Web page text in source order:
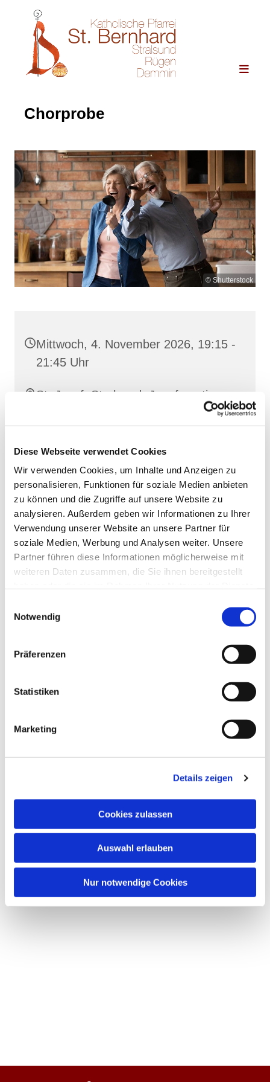
Diese Webseite verwendet Cookies
Wir verwenden Cookies, um Inhalte und Anzeigen zu
personalisieren, Funktionen für soziale Medien anbieten
zu können und die Zugriffe auf unsere Website zu
analysieren. Außerdem geben wir Informationen zu Ihrer
Verwendung unserer Website an unsere Partner für
soziale Medien, Werbung und Analysen weiter. Unsere
Partner führen diese Informationen möglicherweise mit
weiteren Daten zusammen, die Sie ihnen bereitgestellt
Notwendig
Präferenzen
Statistiken
Marketing
Details zeigen
Cookies zulassen
Auswahl erlauben
Nur notwendige Cookies
Chorprobe
© Shutterstock
Mittwoch, 4. November 2026, 19:15 -
21:45 Uhr
St. Josef, Stralsund, Jungfernstieg